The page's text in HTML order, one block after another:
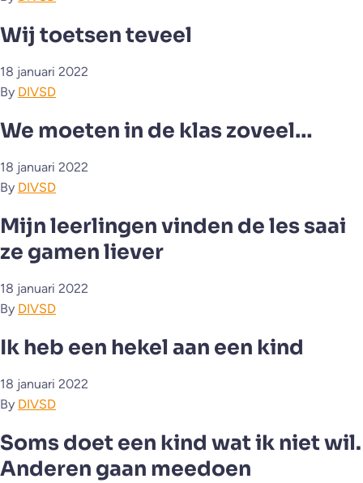
Wij toetsen teveel
18 januari 2022
By DIVSD
We moeten in de klas zoveel…
18 januari 2022
By DIVSD
Mijn leerlingen vinden de les saai
ze gamen liever
18 januari 2022
By DIVSD
Ik heb een hekel aan een kind
18 januari 2022
By DIVSD
Soms doet een kind wat ik niet wil.
Anderen gaan meedoen